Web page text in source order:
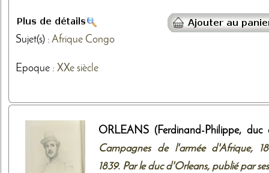
Sujet(s) : Afrique Congo
Epoque : XXe siècle
ORLEANS (Ferdinand-Philippe, duc
Campagnes de l'armée d'Afrique,
1839. Par le duc d'Orleans, publié par